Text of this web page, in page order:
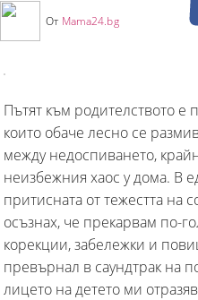
От Mama24.bg
Пътят към родителството е
които обаче лесно се
между недоспиването,
неизбежния хаос у дома. В
притисната от тежестта на
осъзнах, че прекарвам по-
корекции, забележки и
превърнал в саундтрак на
лицето на детето ми